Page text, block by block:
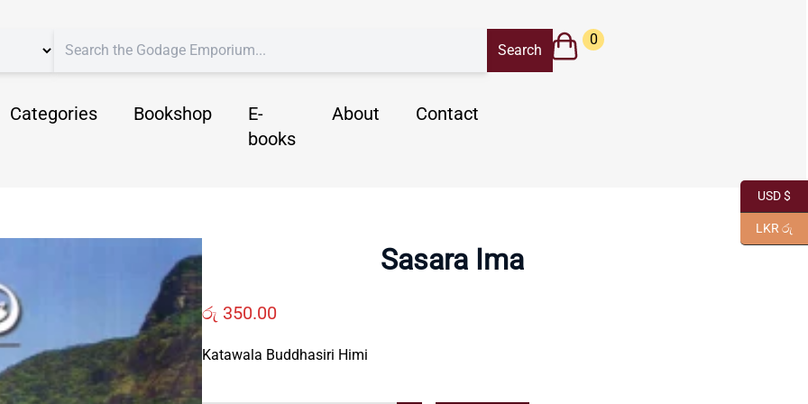
Categories Bookshop
E-
books
About Contact
0
Sasara Ima
රු 350.00
Katawala Buddhasiri Himi
USD $
LKR රු